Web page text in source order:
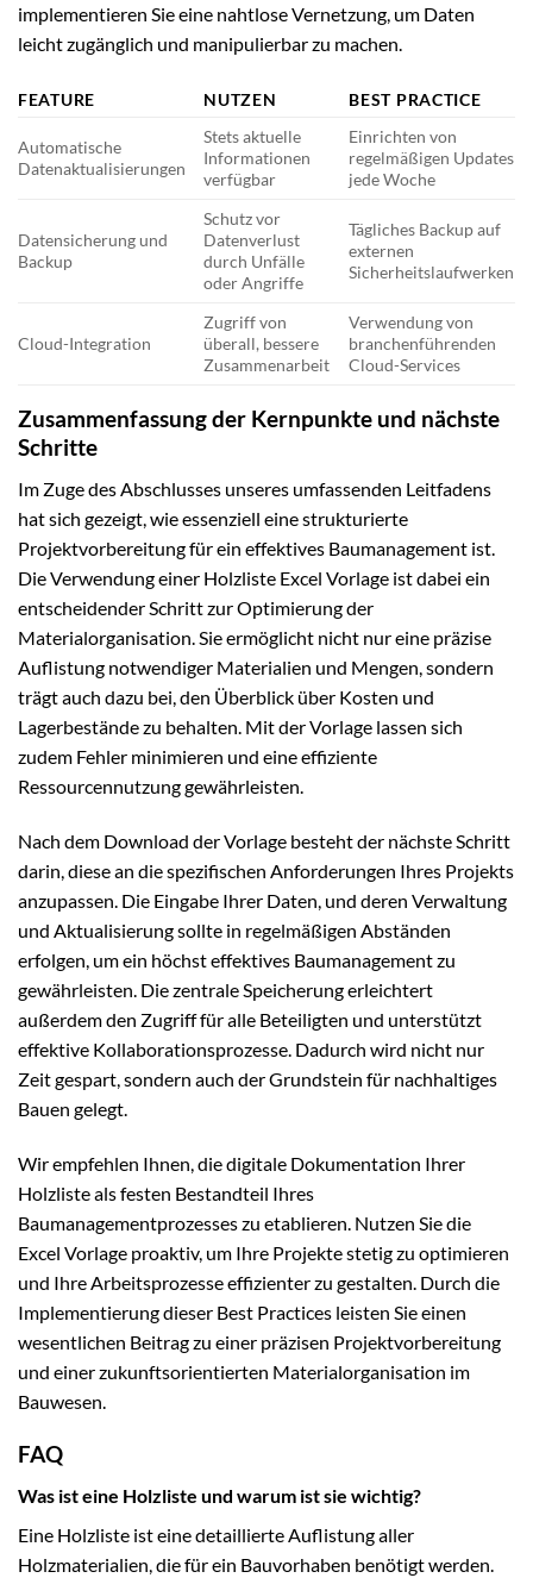
implementieren Sie eine nahtlose Vernetzung, um Daten
leicht zugänglich und manipulierbar zu machen.
FEATURE NUTZEN BEST PRACTICE
Automatische
Datenaktualisierungen
Stets aktuelle
Informationen
verfügbar
Einrichten von
regelmäßigen Updates
jede Woche
Datensicherung und
Backup
Schutz vor
Datenverlust
durch Unfälle
oder Angriffe
Tägliches Backup auf
externen
Sicherheitslaufwerken
Cloud-Integration
Zugriff von
überall, bessere
Zusammenarbeit
Verwendung von
branchenführenden
Cloud-Services
Zusammenfassung der Kernpunkte und nächste
Schritte
Im Zuge des Abschlusses unseres umfassenden Leitfadens
hat sich gezeigt, wie essenziell eine strukturierte
Projektvorbereitung für ein effektives Baumanagement ist.
Die Verwendung einer Holzliste Excel Vorlage ist dabei ein
entscheidender Schritt zur Optimierung der
Materialorganisation. Sie ermöglicht nicht nur eine präzise
Auflistung notwendiger Materialien und Mengen, sondern
trägt auch dazu bei, den Überblick über Kosten und
Lagerbestände zu behalten. Mit der Vorlage lassen sich
zudem Fehler minimieren und eine effiziente
Ressourcennutzung gewährleisten.
Nach dem Download der Vorlage besteht der nächste Schritt
darin, diese an die spezifischen Anforderungen Ihres Projekts
anzupassen. Die Eingabe Ihrer Daten, und deren Verwaltung
und Aktualisierung sollte in regelmäßigen Abständen
erfolgen, um ein höchst effektives Baumanagement zu
gewährleisten. Die zentrale Speicherung erleichtert
außerdem den Zugriff für alle Beteiligten und unterstützt
effektive Kollaborationsprozesse. Dadurch wird nicht nur
Zeit gespart, sondern auch der Grundstein für nachhaltiges
Bauen gelegt.
Wir empfehlen Ihnen, die digitale Dokumentation Ihrer
Holzliste als festen Bestandteil Ihres
Baumanagementprozesses zu etablieren. Nutzen Sie die
Excel Vorlage proaktiv, um Ihre Projekte stetig zu optimieren
und Ihre Arbeitsprozesse effizienter zu gestalten. Durch die
Implementierung dieser Best Practices leisten Sie einen
wesentlichen Beitrag zu einer präzisen Projektvorbereitung
und einer zukunftsorientierten Materialorganisation im
Bauwesen.
FAQ
Was ist eine Holzliste und warum ist sie wichtig?
Eine Holzliste ist eine detaillierte Auflistung aller
Holzmaterialien, die für ein Bauvorhaben benötigt werden.